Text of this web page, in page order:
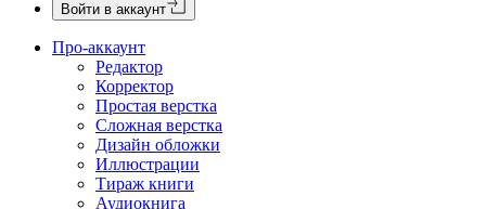
Войти в аккаунт
Про-аккаунт
Редактор
Корректор
Простая верстка
Сложная верстка
Дизайн обложки
Иллюстрации
Тираж книги
Аудиокнига